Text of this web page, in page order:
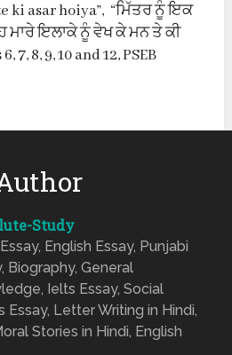
ki asar hoiya”, “ਮਿੱਤਰ ਨੂੰ ਇਕ
ਮਾਰੇ ਇਲਾਕੇ ਨੂੰ ਵੇਖ ਕੇ ਮਨ ਤੇ ਕੀ
8, 9, 10 and 12, PSEB
Study
English Essay, Punjabi
Biography, General
Ielts Essay, Social
Essay, Letter Writing in Hindi,
Stories in Hindi, English